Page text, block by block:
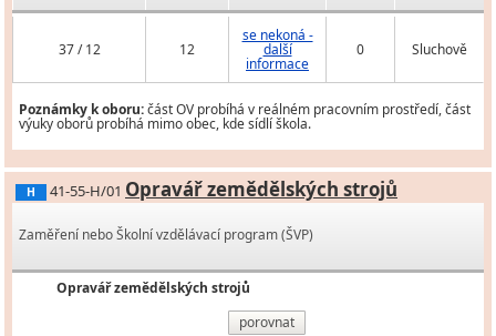
37 / 12 12
se nekoná -
další
informace
0 Sluchově
Poznámky k oboru:část OV probíhá v reálném pracovním prostředí, část
výuky oborů probíhá mimo obec, kde sídlí škola.
H 41-55-H/01 Opravář zemědělských strojů
Zaměření nebo Školní vzdělávací program (ŠVP)
Opravář zemědělských strojů
porovnat